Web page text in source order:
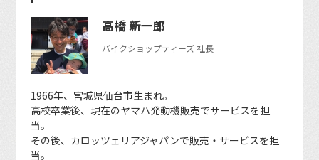
高橋 新一郎
バイクショップティーズ 社長
1966年、宮城県仙台市生まれ。
高校卒業後、現在のヤマハ発動機販売でサービスを担
当。
その後、カロッツェリアジャパンで販売・サービスを担
当。